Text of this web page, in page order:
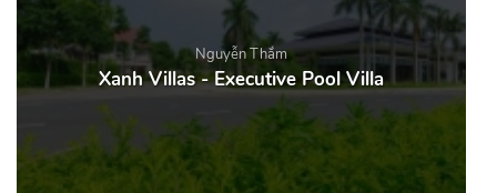
Nguyễn Thắm
Xanh Villas - Executive Pool Villa